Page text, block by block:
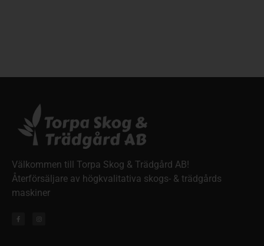
Välkommen till Torpa Skog & Trädgård AB!
Återförsäljare av högkvalitativa skogs- & trädgårds
maskiner